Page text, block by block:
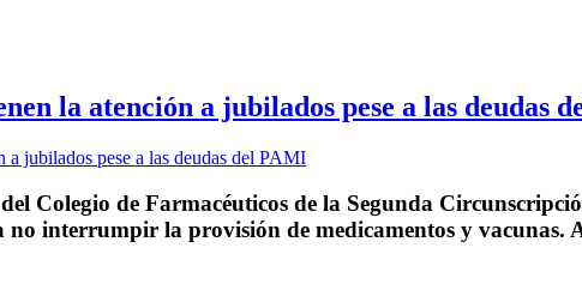
la atención a jubilados pese a las deudas
Colegio de Farmacéuticos de la Segunda
no interrumpir la provisión de medicamentos y